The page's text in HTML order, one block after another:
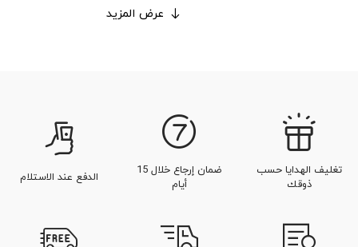
عرض المزيد
تغليف الهدايا حسب
ذوقك
ضمان إرجاع خلال 15
أيام
الدفع عند الاستلام